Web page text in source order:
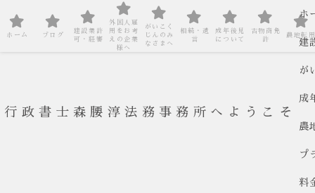
行政書士森腰淳法務事務所へようこそ
ホ
建
が
成
農
プ
料
ホーム ブログ
建設業許
可・経審
外国人雇
用をお考
えの企業
様へ
がいこく
じんのみ
なさまへ
相続・遺
言
成年後見
について
古物商免
許
農地転